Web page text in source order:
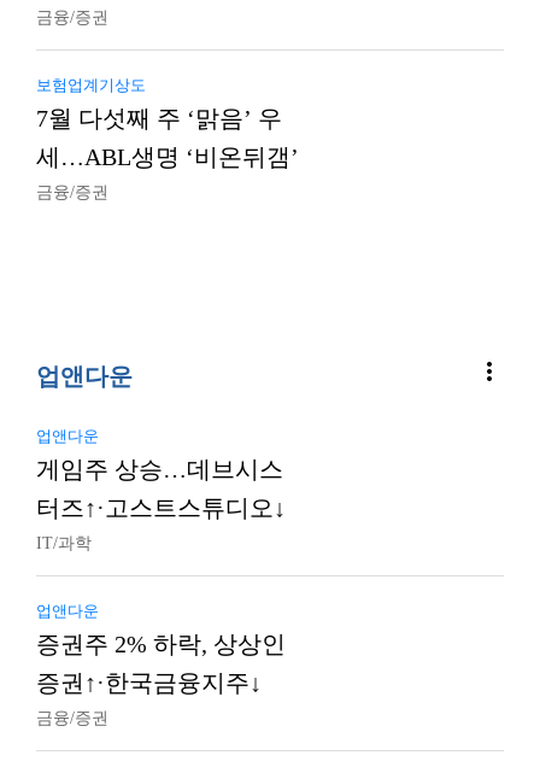
금융/증권
보험업계기상도
7월 다섯째 주 ‘맑음’ 우
세…ABL생명 ‘비온뒤갬’
금융/증권
업앤다운 more_vert
업앤다운
게임주 상승…데브시스
터즈↑·고스트스튜디오↓
IT/과학
업앤다운
증권주 2% 하락, 상상인
증권↑·한국금융지주↓
금융/증권